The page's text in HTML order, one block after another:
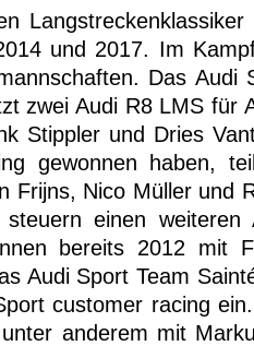
und 2017. Im
Das Audi
zwei Audi R8 LMS für
Stippler und Dries
gewonnen haben,
Frijns, Nico Müller und
einen weiteren
bereits 2012 mit
Audi Sport Team
customer racing
anderem mit